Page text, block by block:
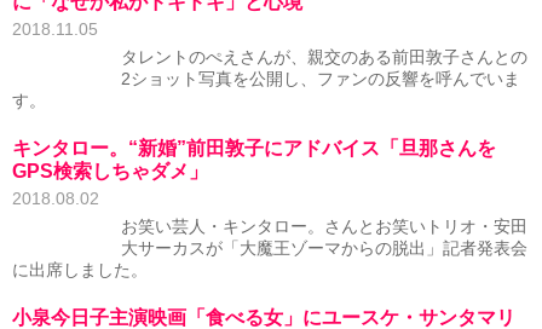
2018.11.05
タレントのぺえさんが、親交のある前田敦子さんとの
2ショット写真を公開し、ファンの反響を呼んでいま
す。
キンタロー。“新婚”前田敦子にアドバイス「旦那さんを
GPS検索しちゃダメ」
2018.08.02
お笑い芸人・キンタロー。さんとお笑いトリオ・安田
大サーカスが「大魔王ゾーマからの脱出」記者発表会
に出席しました。
小泉今日子主演映画「食べる女」にユースケ・サンタマリ